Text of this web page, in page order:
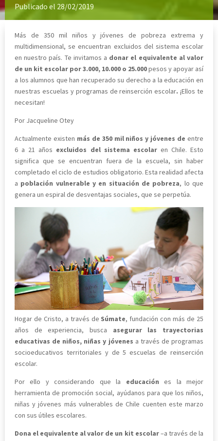
Publicado el 28/02/2019
Más de 350 mil niños y jóvenes de pobreza extrema y
multidimensional, se encuentran excluidos del sistema escolar
en nuestro país. Te invitamos a donar el equivalente al valor
de un kit escolar por 3.000, 10.000 o 25.000pesos y apoyar así
a los alumnos que han recuperado su derecho a la educación en
nuestras escuelas y programas de reinserción escolar.¡Ellos te
necesitan!
Por Jacqueline Otey
Actualmente existen más de 350 mil niños y jóvenes deentre
6 a 21 años excluidos del sistema escolaren Chile. Esto
significa que se encuentran fuera de la escuela, sin haber
completado el ciclo de estudios obligatorio. Esta realidad afecta
a población vulnerable y en situación de pobreza, lo que
genera un espiral de desventajas sociales, que se perpetúa.
Hogar de Cristo, a través de Súmate, fundación con más de 25
años de experiencia, busca asegurar las trayectorias
educativas de niños, niñas y jóvenes a través de programas
socioeducativos territoriales y de 5 escuelas de reinserción
escolar.
Por ello y considerando que la educación es la mejor
herramienta de promoción social, ayúdanos para que los niños,
niñas y jóvenes más vulnerables de Chile cuenten este marzo
con sus útiles escolares.
Dona el equivalente al valor de un kit escolar–a través de la